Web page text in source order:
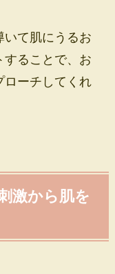
いて肌にうるお
することで、お
ローチしてくれ
激から肌を